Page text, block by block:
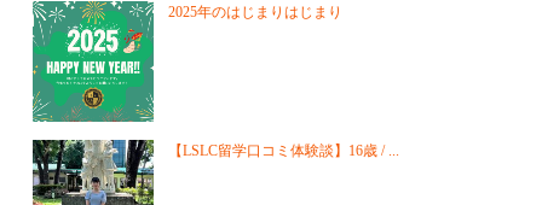
2025年のはじまりはじまり
【LSLC留学口コミ体験談】16歳 / ...